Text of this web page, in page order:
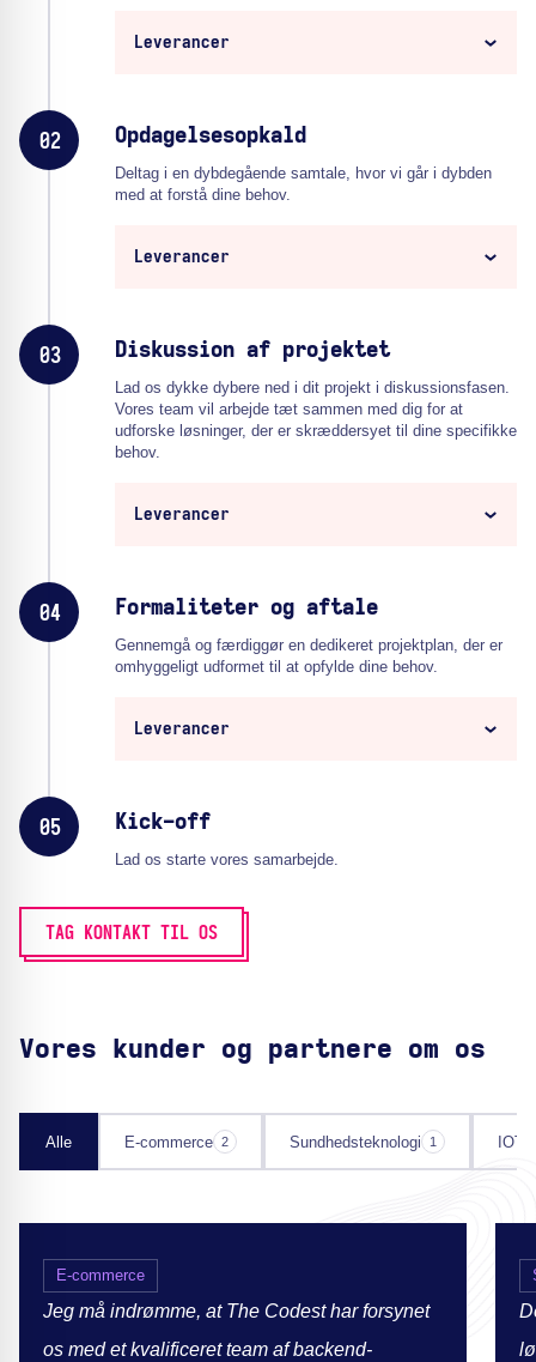
Leverancer
02 Opdagelsesopkald
Deltag i en dybdegående samtale, hvor vi går i dybden
med at forstå dine behov.
Leverancer
03 Diskussion af projektet
Lad os dykke dybere ned i dit projekt i diskussionsfasen.
Vores team vil arbejde tæt sammen med dig for at
udforske løsninger, der er skræddersyet til dine specifikke
behov.
Leverancer
04 Formaliteter og aftale
Gennemgå og færdiggør en dedikeret projektplan, der er
omhyggeligt udformet til at opfylde dine behov.
Leverancer
05 Kick-off
Lad os starte vores samarbejde.
TAG KONTAKT TIL OS
Vores kunder og partnere om os
Alle E-commerce 2 Sundhedsteknologi 1 IOT
E-commerce
Jeg må indrømme, at The Codest har forsynet
os med et kvalificeret team af backend-